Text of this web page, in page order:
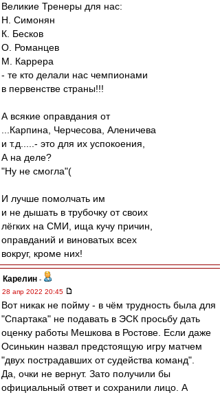
Великие Тренеры для нас:
Н. Симонян
К. Бесков
О. Романцев
М. Каррера
- те кто делали нас чемпионами
в первенстве страны!!!
А всякие оправдания от
...Карпина, Черчесова, Аленичева
и т.д.....- это для их успокоения,
А на деле?
"Ну не смогла"(
И лучше помолчать им
и не дышать в трубочку от своих
лёгких на СМИ, ища кучу причин,
оправданий и виноватых всех
вокруг, кроме них!
Карелин -
28 апр 2022 20:45
Вот никак не пойму - в чём трудность была для
"Спартака" не подавать в ЭСК просьбу дать
оценку работы Мешкова в Ростове. Если даже
Осинькин назвал предстоящую игру матчем
"двух пострадавших от судейства команд".
Да, очки не вернут. Зато получили бы
официальный ответ и сохранили лицо. А